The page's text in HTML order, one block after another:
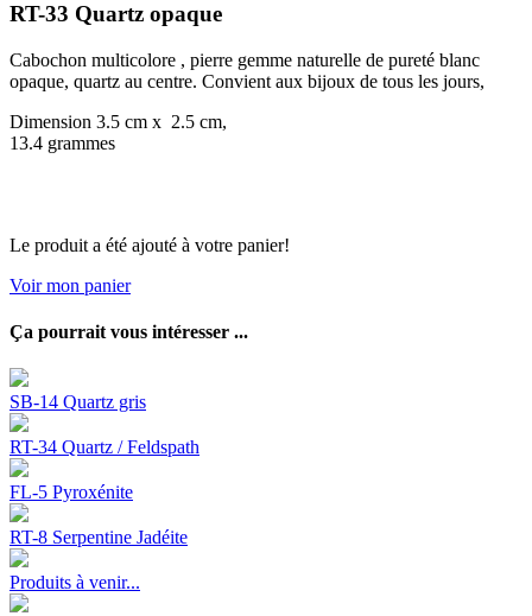
RT-33 Quartz opaque
Cabochon multicolore , pierre gemme naturelle de pureté blanc
opaque, quartz au centre. Convient aux bijoux de tous les jours,
Dimension 3.5 cm x 2.5 cm,
13.4 grammes
Le produit a été ajouté à votre panier!
Voir mon panier
Ça pourrait vous intéresser ...
SB-14 Quartz gris
RT-34 Quartz / Feldspath
FL-5 Pyroxénite
RT-8 Serpentine Jadéite
Produits à venir...